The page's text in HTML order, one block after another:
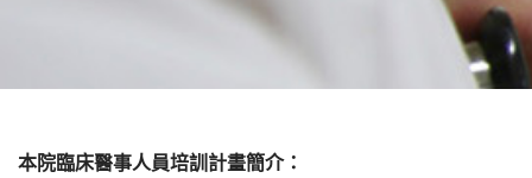
本院臨床醫事人員培訓計畫簡介：